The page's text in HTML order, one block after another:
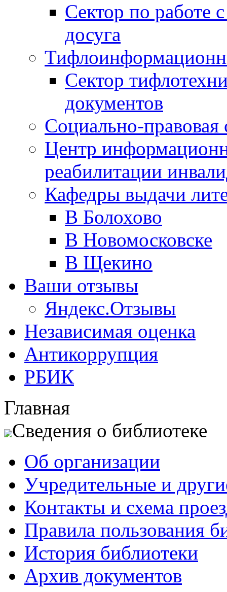
Сектор по работе
досуга
Сектор
документов
Социально-правовая
Центр
реабилитации
Кафедры выдачи
В Болохово
В Новомосковске
В Щекино
Ваши отзывы
Яндекс.Отзывы
Независимая оценка
Антикоррупция
РБИК
Главная
Сведения о библиотеке
Об организации
Учредительные и
Контакты и схема
Правила пользования
История библиотеки
Архив документов